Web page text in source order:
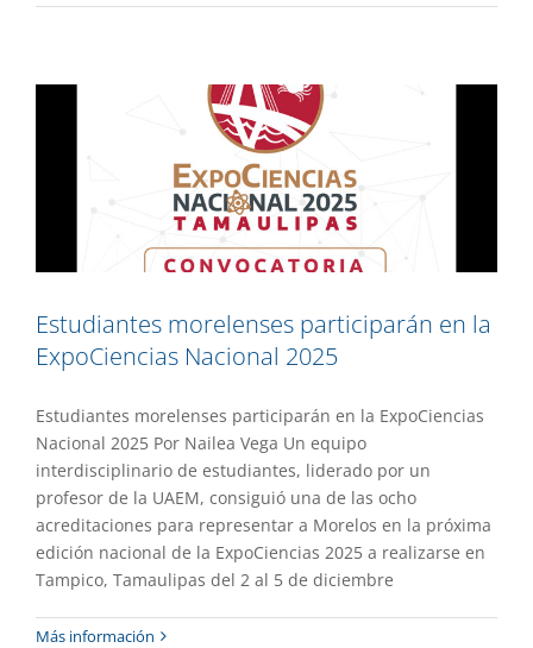
Estudiantes morelenses participarán en la
ExpoCiencias Nacional 2025
Estudiantes morelenses participarán en la ExpoCiencias
Nacional 2025 Por Nailea Vega Un equipo
interdisciplinario de estudiantes, liderado por un
profesor de la UAEM, consiguió una de las ocho
acreditaciones para representar a Morelos en la próxima
edición nacional de la ExpoCiencias 2025 a realizarse en
Tampico, Tamaulipas del 2 al 5 de diciembre
Más informaciónRealiza Ciencias Agropecuarias su